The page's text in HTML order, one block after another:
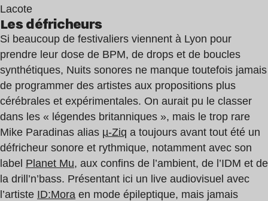
Lacote
Les défricheurs
Si beaucoup de festivaliers viennent à Lyon pour
prendre leur dose de BPM, de drops et de boucles
synthétiques, Nuits sonores ne manque toutefois jamais
de programmer des artistes aux propositions plus
cérébrales et expérimentales. On aurait pu le classer
dans les « légendes britanniques », mais le trop rare
Mike Paradinas alias µ-Ziq a toujours avant tout été un
défricheur sonore et rythmique, notamment avec son
label Planet Mu, aux confins de l’ambient, de l’IDM et de
la drill’n’bass. Présentant ici un live audiovisuel avec
l’artiste ID:Mora en mode épileptique, mais jamais